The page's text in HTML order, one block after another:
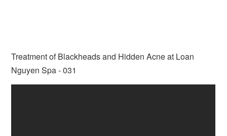
Treatment of Blackheads and Hidden Acne at Loan
Nguyen Spa - 031